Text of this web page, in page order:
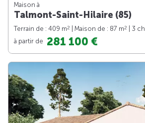
Maison à
Talmont-Saint-Hilaire (85)
Terrain de : 409 m2 | Maison de : 87 m2
| 3 ch.
à partir de 281 100 €